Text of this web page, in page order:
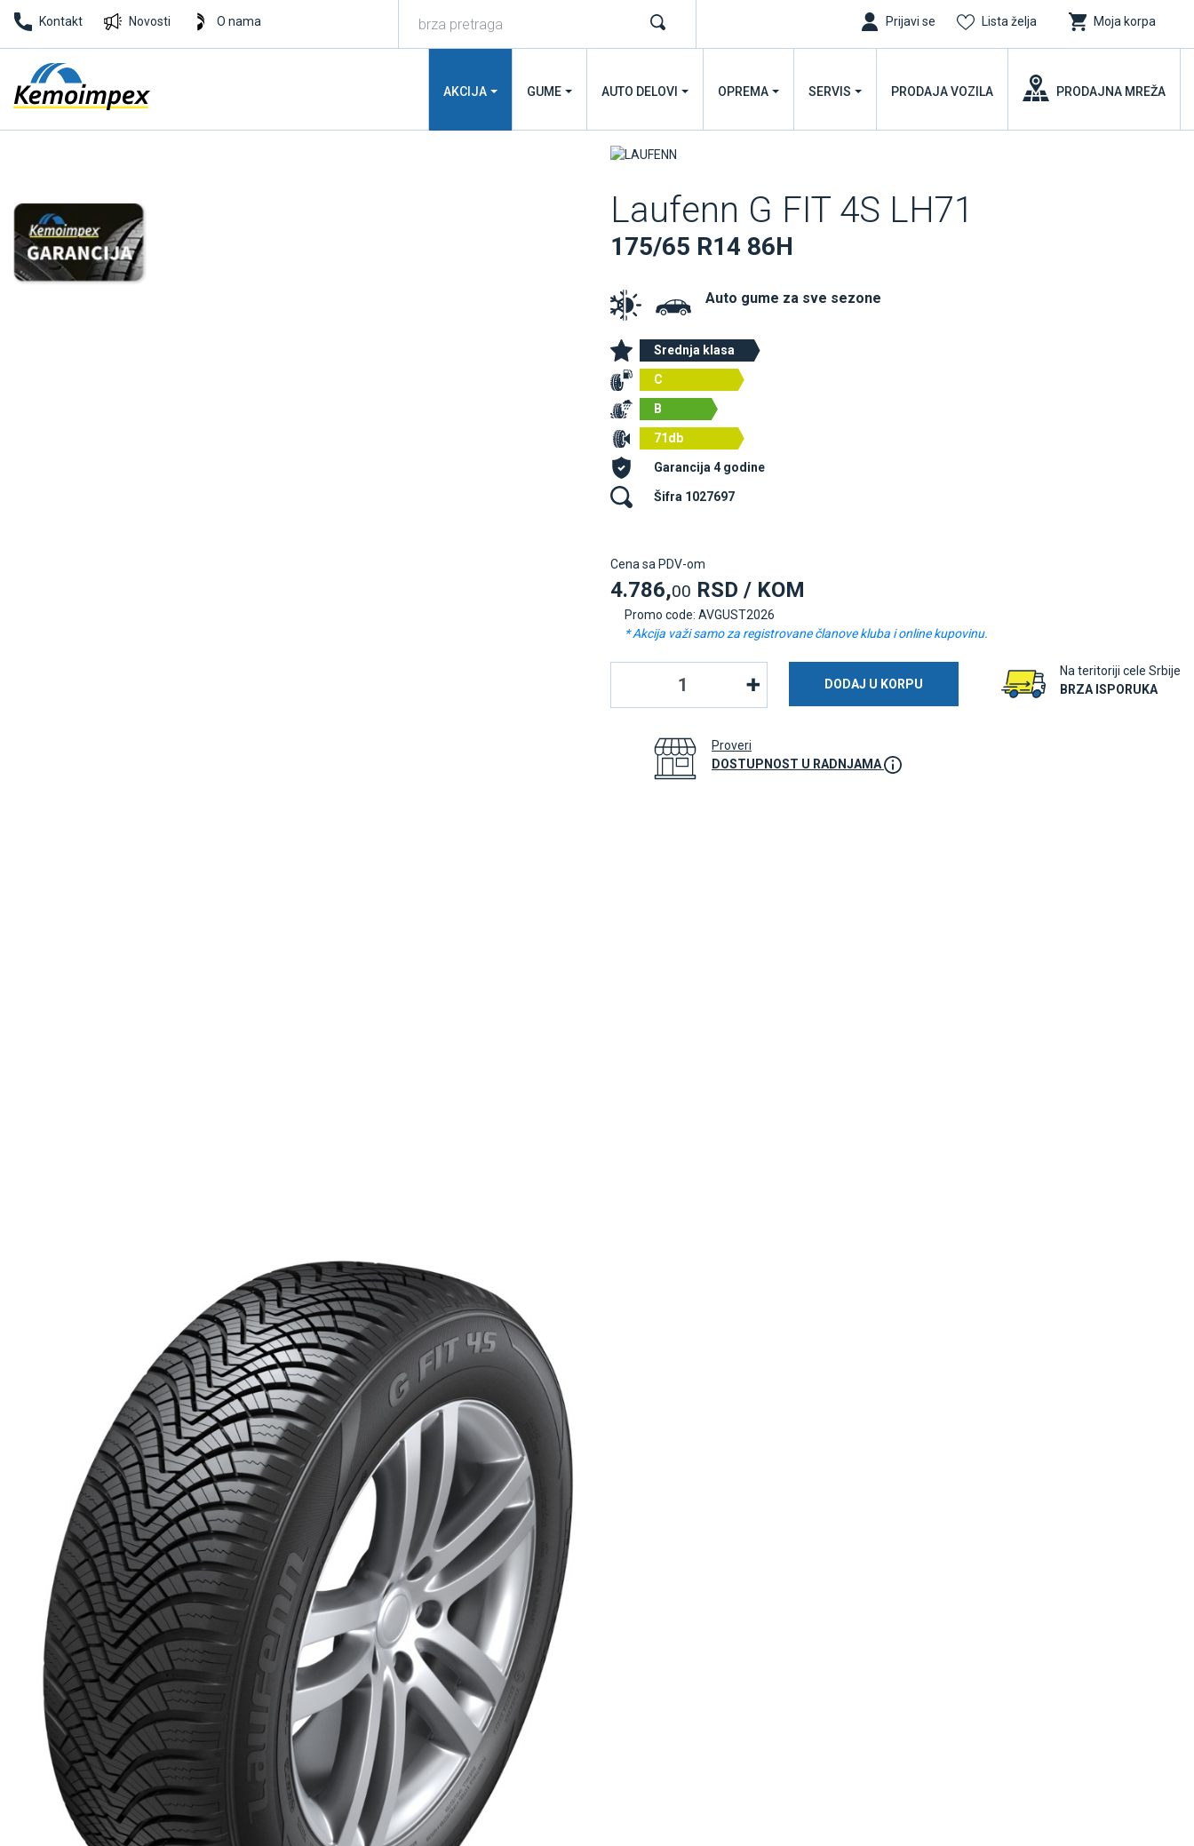
Kontakt Novosti O nama Prijavi se Lista želja Moja korpa
AKCIJA GUME AUTO DELOVI OPREMA SERVIS PRODAJA VOZILA PRODAJNA MREŽA
Laufenn G FIT 4S LH71
175/65 R14 86H
Auto gume za sve sezone
Srednja klasa
C
B
71db
Garancija 4 godine
Šifra 1027697
Cena sa PDV-om
4.786,00 RSD / KOM
Promo code: AVGUST2026
* Akcija važi samo za registrovane članove kluba i online kupovinu.
DODAJ U KORPU
Na teritoriji cele Srbije
BRZA ISPORUKA
Proveri
DOSTUPNOST U RADNJAMA